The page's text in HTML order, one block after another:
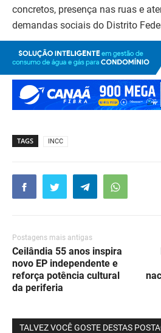
concretos, presença nas ruas e
demandas sociais do Distrito
TAGS INCC
Postagens mais antigas
Ceilândia 55 anos inspira
novo EP independente e
reforça potência cultural
da periferia
TALVEZ VOCÊ GOSTE DESTAS